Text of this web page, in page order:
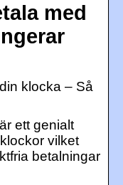
med
klocka – Så
ett genialt
vilket
betalningar